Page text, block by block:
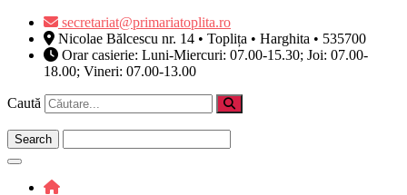
Skip
content
secretariat@primariatoplita.ro
Nicolae Bălcescu nr. 14 • Toplița • Harghita • 535700
Orar casierie: Luni-Miercuri: 07.00-15.30; Joi: 07.00-
18.00; Vineri: 07.00-13.00
Caută